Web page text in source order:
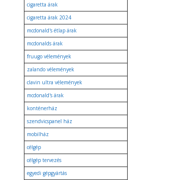
cigaretta árak
cigaretta árak 2024
mcdonald's étlap árak
mcdonalds árak
fruugo vélemények
zalando vélemények
clavin ultra vélemények
mcdonald's árak
konténerház
szendvicspanel ház
mobilház
célgép
célgép tervezés
egyedi gépgyártás